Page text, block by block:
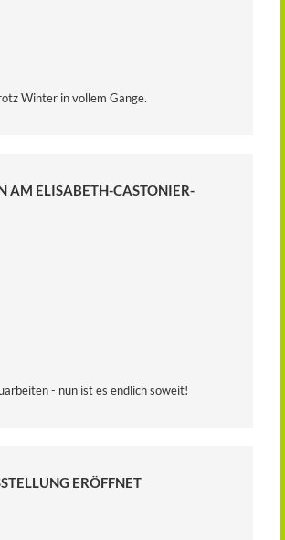
Winter in vollem Gange.
AM ELISABETH-CASTONIER-
- nun ist es endlich soweit!
ERÖFFNET